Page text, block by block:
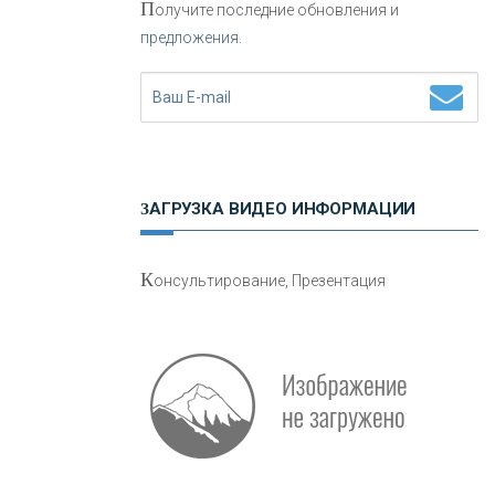
Нетворкинг для предпринимателей
авто
Получите последние обновления и
предложения.
ЗАГРУЗКА ВИДЕО ИНФОРМАЦИИ
Консультирование, Презентация